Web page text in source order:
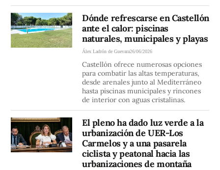
Dónde refrescarse en Castellón
ante el calor: piscinas
naturales, municipales y playas
Álex Ladrón de Guevara26/06/2026
Castellón ofrece numerosas opciones
para combatir las altas temperaturas,
desde arenales junto al Mediterráneo
hasta piscinas municipales y rincones
de interior con aguas cristalinas.
El pleno ha dado luz verde a la
urbanización de UER-Los
Carmelos y a una pasarela
ciclista y peatonal hacia las
urbanizaciones de montaña